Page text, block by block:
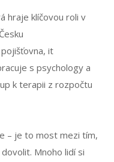
hraje klíčovou roli v
, it
s psychology a
k terapii z rozpočtu
– je to most mezi tím,
Mnoho lidí si